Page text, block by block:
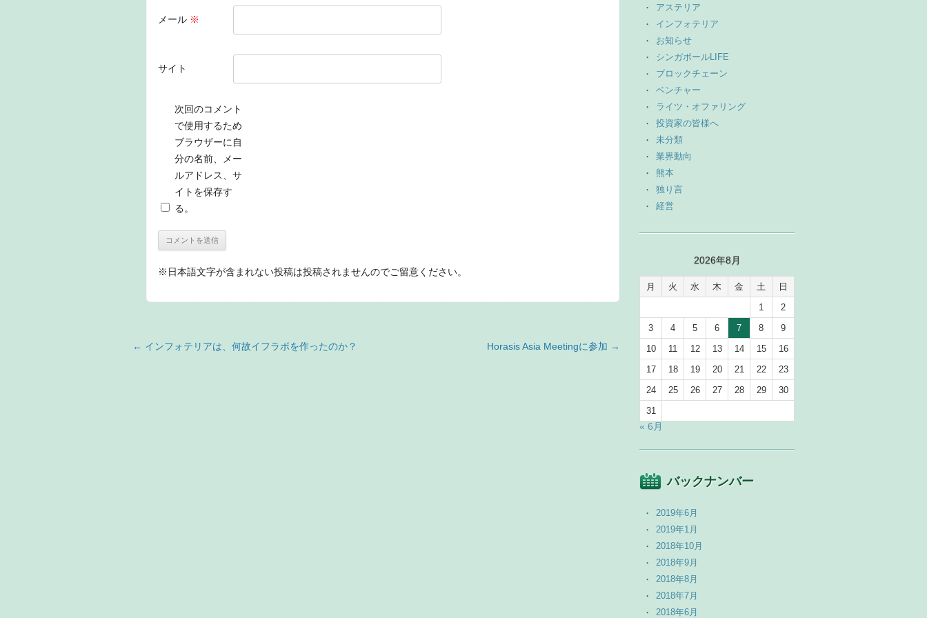
メール ※
サイト
次回のコメント
で使用するため
ブラウザーに自
分の名前、メー
ルアドレス、サ
イトを保存す
る。
※日本語文字が含まれない投稿は投稿されませんのでご留意ください。
投稿ナビゲーション
← インフォテリアは、何故イフラボを作ったのか？ Horasis Asia Meetingに参加 →
アステリア
インフォテリア
お知らせ
シンガポールLIFE
ブロックチェーン
ベンチャー
ライツ・オファリング
投資家の皆様へ
未分類
業界動向
熊本
独り言
経営
2026年8月
月 火 水 木 金 土
日
1
2
3
4 5 6 7 8
9
10
11 12 13 14 15
16
17
18 19 20 21 22
23
24
25 26 27 28 29
30
31
« 6月
バックナンバー
2019年6月
2019年1月
2018年10月
2018年9月
2018年8月
2018年7月
2018年6月